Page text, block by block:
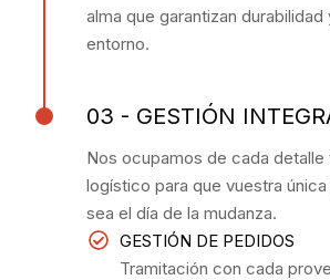
alma que garantizan
entorno.
03 - GESTIÓN
Nos ocupamos de cada
logístico para que vuestra
sea el día de la mudanza.
GESTIÓN DE PEDIDOS
Tramitación con cada